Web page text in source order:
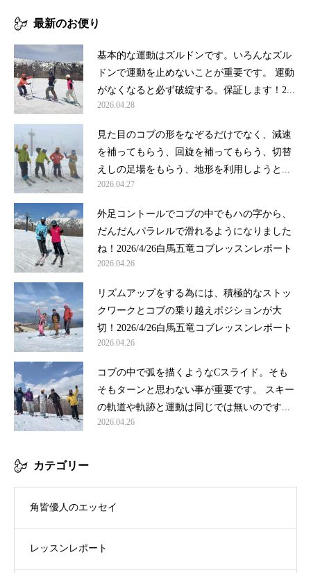
最新のお便り
基本的な運動はズルドンです。いろんなズル
ドンで運動を止めないことが重要です。 運動
がなくなると必ず破綻する。保証します！2...
2026.04.28
見た目のコブの形をなぞるだけでなく、減速
を補ってもらう、回旋を補ってもらう、切替
えしの足場をもらう、地形を利用しようと...
2026.04.27
外足コントールでコブの中でもハの字から、
だんだんパラレルで滑れるようになりました
ね！2026/4/26白馬五竜コブレッスンレポート
2026.04.26
リズムアップをする為には、積極的なストッ
クワークとコブの乗り越えポジションが大
切！2026/4/26白馬五竜コブレッスンレポート
2026.04.26
コブの中で弧を描くようなCスライド。そも
そもターンと思わない事が重要です。 スキー
の軌道や軌跡と運動は同じでは無いのです...
2026.04.26
カテゴリー
角皆優人のエッセイ
レッスンレポート